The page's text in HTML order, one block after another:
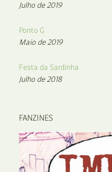
Julho de 2019
Ponto G
Maio de 2019
Festa da Sardinha
Julho de 2018
FANZINES